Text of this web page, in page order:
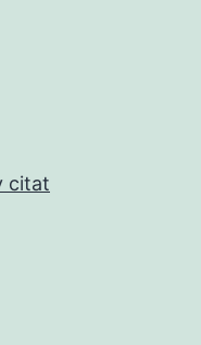
citat